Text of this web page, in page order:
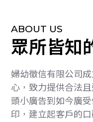
ABOUT US
眾所皆知
婦幼徵信有限公司
心，致力提供合法
頭小廣告到如今廣
印，建立起客戶的口